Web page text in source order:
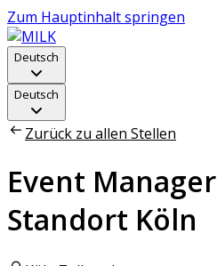
Zum Hauptinhalt springen
Deutsch
Deutsch
Zurück zu allen Stellen
Event
Standort Köln